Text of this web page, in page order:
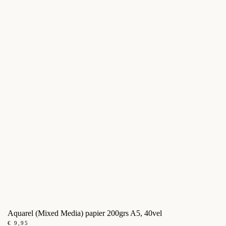
Aquarel (Mixed Media) papier 200grs A5, 40vel
€ 9,95